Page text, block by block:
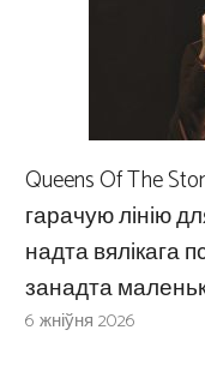
Queens Of The
гарачую лінію
надта вялікага
занадта
6 жніўня 2026